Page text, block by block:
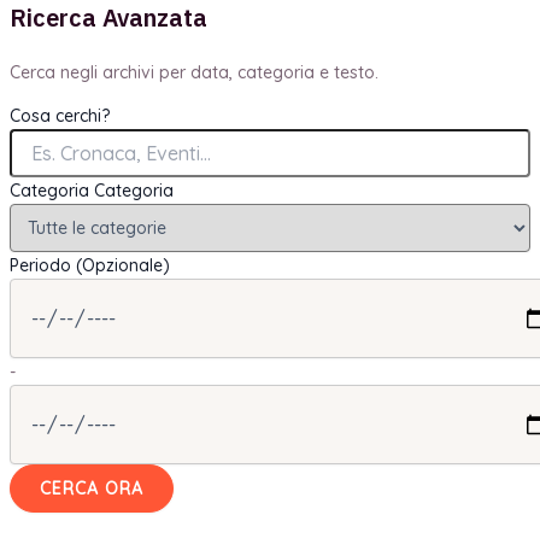
Ricerca Avanzata
Cerca negli archivi per data, categoria e testo.
Cosa cerchi?
Categoria Categoria
Periodo (Opzionale)
-
CERCA ORA